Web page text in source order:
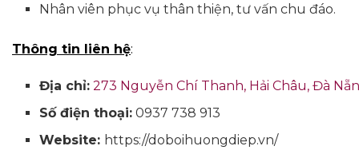
Nhân viên phục vụ thân thiện, tư vấn chu đáo.
Thông tin liên hệ:
Địa chỉ: 273 Nguyễn Chí Thanh, Hải Châu, Đà
Số điện thoại: 0937 738 913
Website: https://doboihuongdiep.vn/